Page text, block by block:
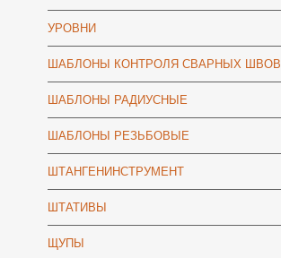
УРОВНИ
ШАБЛОНЫ КОНТРОЛЯ СВАРНЫХ ШВОВ
ШАБЛОНЫ РАДИУСНЫЕ
ШАБЛОНЫ РЕЗЬБОВЫЕ
ШТАНГЕНИНСТРУМЕНТ
ШТАТИВЫ
ЩУПЫ